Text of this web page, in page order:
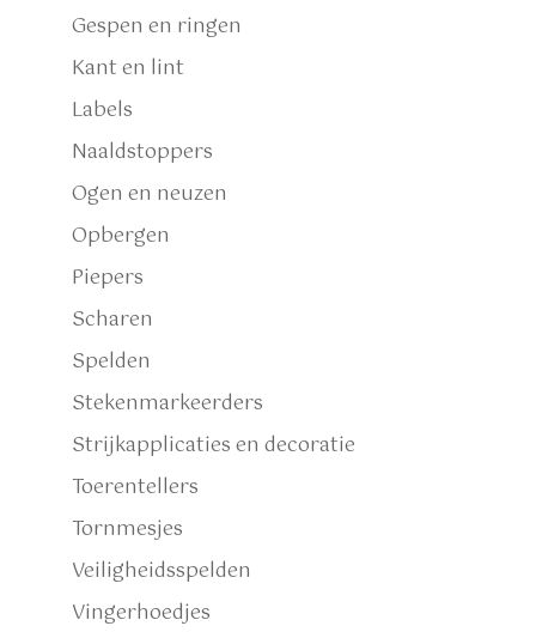
Gespen en ringen
Kant en lint
Labels
Naaldstoppers
Ogen en neuzen
Opbergen
Piepers
Scharen
Spelden
Stekenmarkeerders
Strijkapplicaties en decoratie
Toerentellers
Tornmesjes
Veiligheidsspelden
Vingerhoedjes